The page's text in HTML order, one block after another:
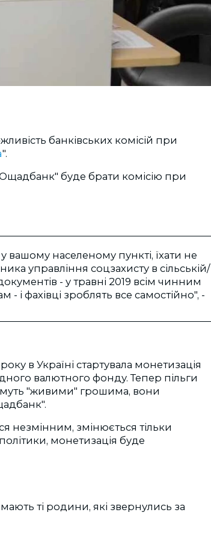
банківських комісій при
".
буде брати комісію при
населеному пункті, їхати не
управління соцзахисту в сільській/
- у травні 2019 всім чинним
і фахівці зроблять все самостійно", -
в Україні стартувала монетизація
валютного фонду. Тепер пільги
"живими" грошима, вони
незмінним, змінюється тільки
монетизація буде
ті родини, які звернулись за